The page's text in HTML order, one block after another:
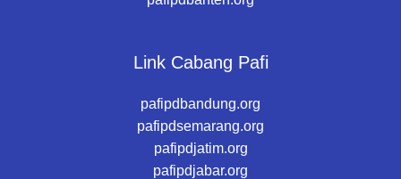
Link Cabang Pafi
pafipdbandung.org
pafipdsemarang.org
pafipdjatim.org
pafipdjabar.org